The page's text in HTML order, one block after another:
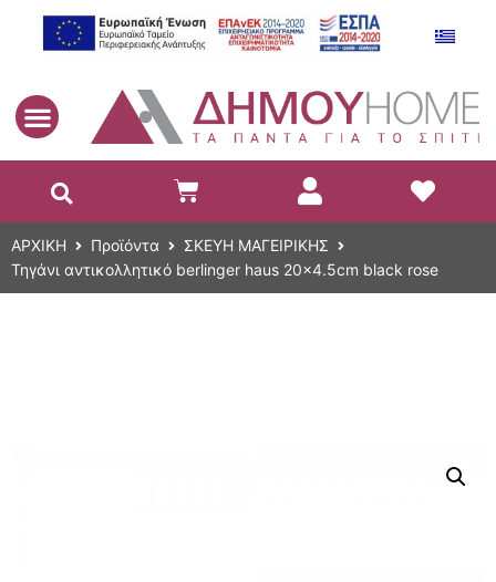
ΑΡΧΙΚΗ Προϊόντα
ΣΚΕΥΗ ΜΑΓΕΙΡΙΚΗΣ
Τηγάνι αντικολλητικό berlinger haus 20×4.5cm black rose